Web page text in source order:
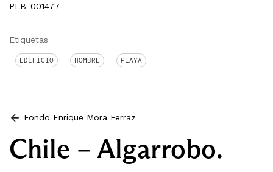
PLB-001477
Etiquetas
EDIFICIO HOMBRE PLAYA
Fondo Enrique Mora Ferraz
Chile – Algarrobo.